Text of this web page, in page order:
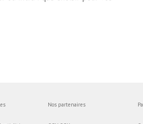
Nos partenaires